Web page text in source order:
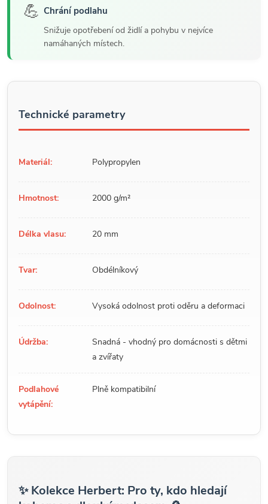
💪 Chrání podlahu
Snižuje opotřebení od židlí a pohybu v nejvíce
namáhaných místech.
Technické parametry
Materiál: Polypropylen
Hmotnost: 2000 g/m²
Délka vlasu: 20 mm
Tvar: Obdélníkový
Odolnost: Vysoká odolnost proti oděru a deformaci
Údržba:
Snadná - vhodný pro domácnosti s dětmi
a zvířaty
Podlahové
vytápění:
Plně kompatibilní
✨ Kolekce Herbert: Pro ty, kdo hledají